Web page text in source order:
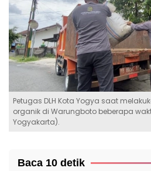
Petugas DLH Kota Yogya saat
organik di Warungboto beberapa
Yogyakarta).
Baca 10 detik